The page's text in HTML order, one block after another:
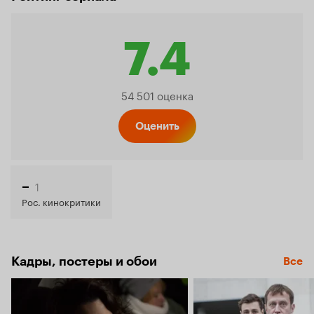
7.4
Рейтинг
54 501 оценка
Оценить
– 1
Рос. кинокритики
Кадры, постеры и обои Все